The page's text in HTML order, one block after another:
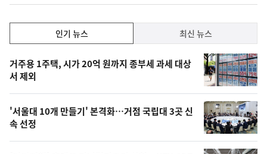
기,
최
신,
오
늘
의
인기 뉴스 최신 뉴스
기
뉴
스
거주용 1주택, 시가 20억 원까지 종부세 과세 대상
서 제외
'서울대 10개 만들기' 본격화…거점 국립대 3곳 신
속 선정